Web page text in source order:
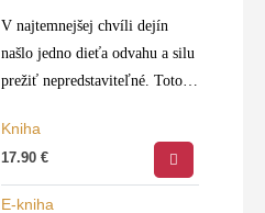
V najtemnejšej chvíli dejín
našlo jedno dieťa odvahu a silu
prežiť nepredstaviteľné. Toto je
Keď sa v roku 1933 Adolf
Hitler dostal k moci, Henry
Oster mal len…
Kniha
17.90€
E-kniha